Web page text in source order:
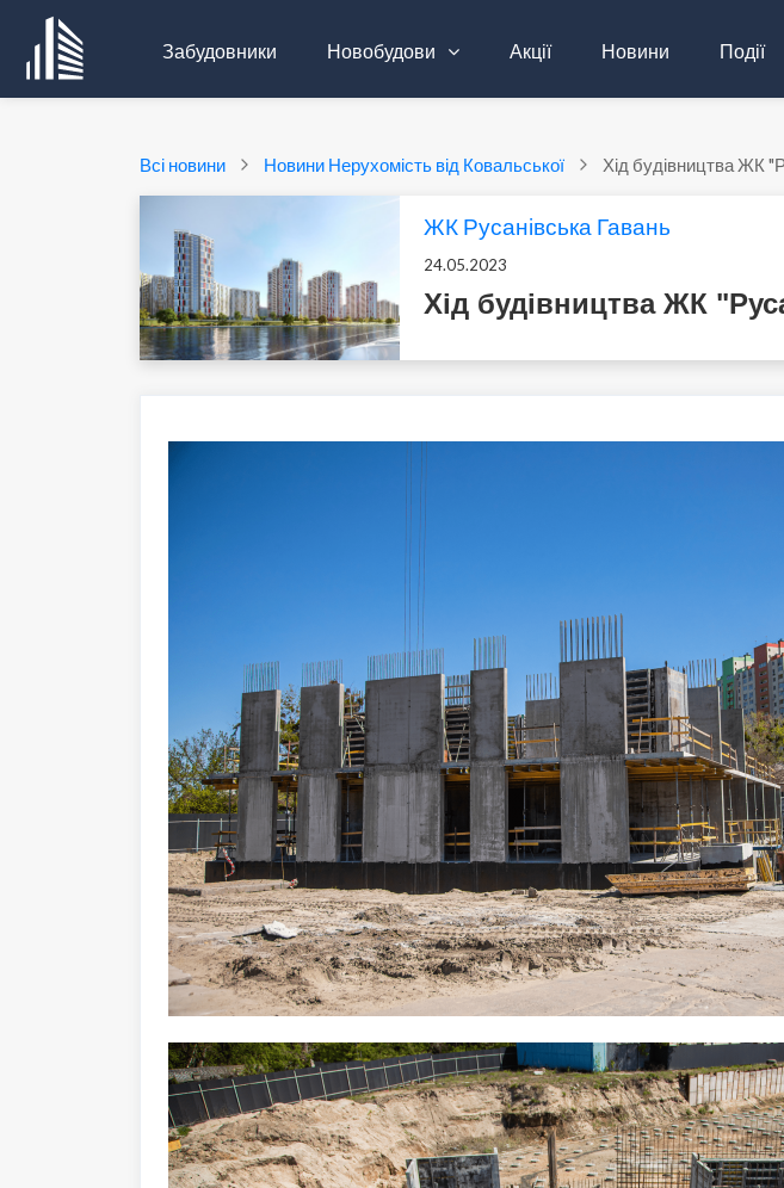
Забудовники Новобудови Акції Новини Події
Всі новини Новини Нерухомість від Ковальської Хід будівництва ЖК
ЖК Русанівська Гавань
24.05.2023
Хід будівництва ЖК